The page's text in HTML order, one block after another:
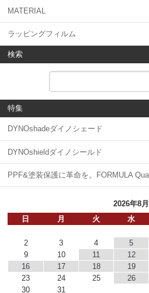
MATERIAL
ラッピングフィルム
検索
特集
DYNOshadeダイノシェード
DYNOshieldダイノシールド
PPF&塗装保護に革命を。FORMULA
2026年8月
日
月 火 水
2
3 4 5
9
10 11 12
16
17 18 19
23
24 25 26
30
31